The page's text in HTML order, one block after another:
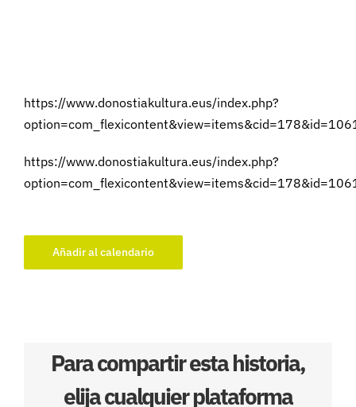
https://www.donostiakultura.eus/index.php?
https://www.donostiakultura.eus/index.php?
Añadir al calendario
Para compartir esta historia,
elija cualquier plataforma